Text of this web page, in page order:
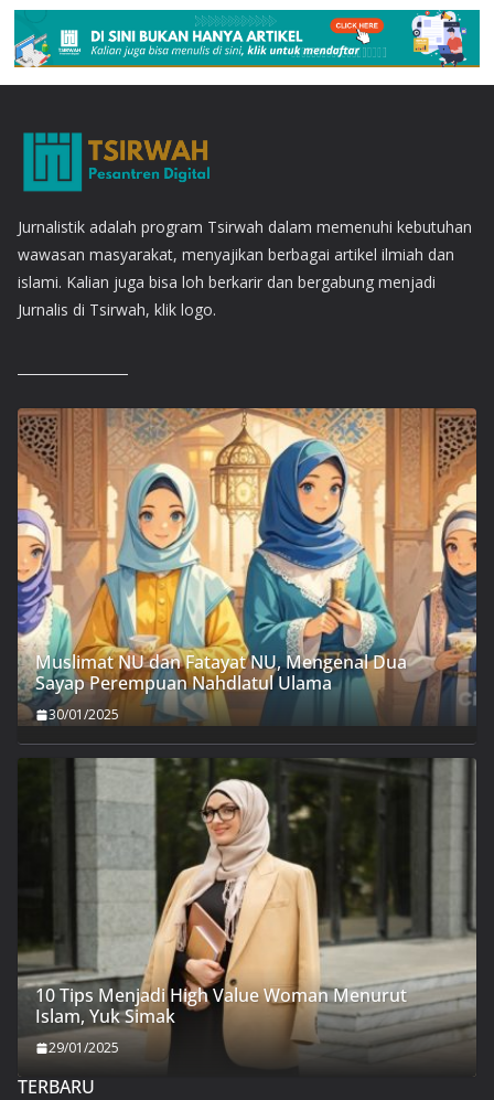
Jurnalistik adalah program Tsirwah dalam memenuhi kebutuhan
wawasan masyarakat, menyajikan berbagai artikel ilmiah dan
islami. Kalian juga bisa loh berkarir dan bergabung menjadi
Jurnalis di Tsirwah, klik logo.
Muslimat NU dan Fatayat NU, Mengenal Dua
Sayap Perempuan Nahdlatul Ulama
30/01/2025
10 Tips Menjadi High Value Woman Menurut
Islam, Yuk Simak
29/01/2025
TERBARU